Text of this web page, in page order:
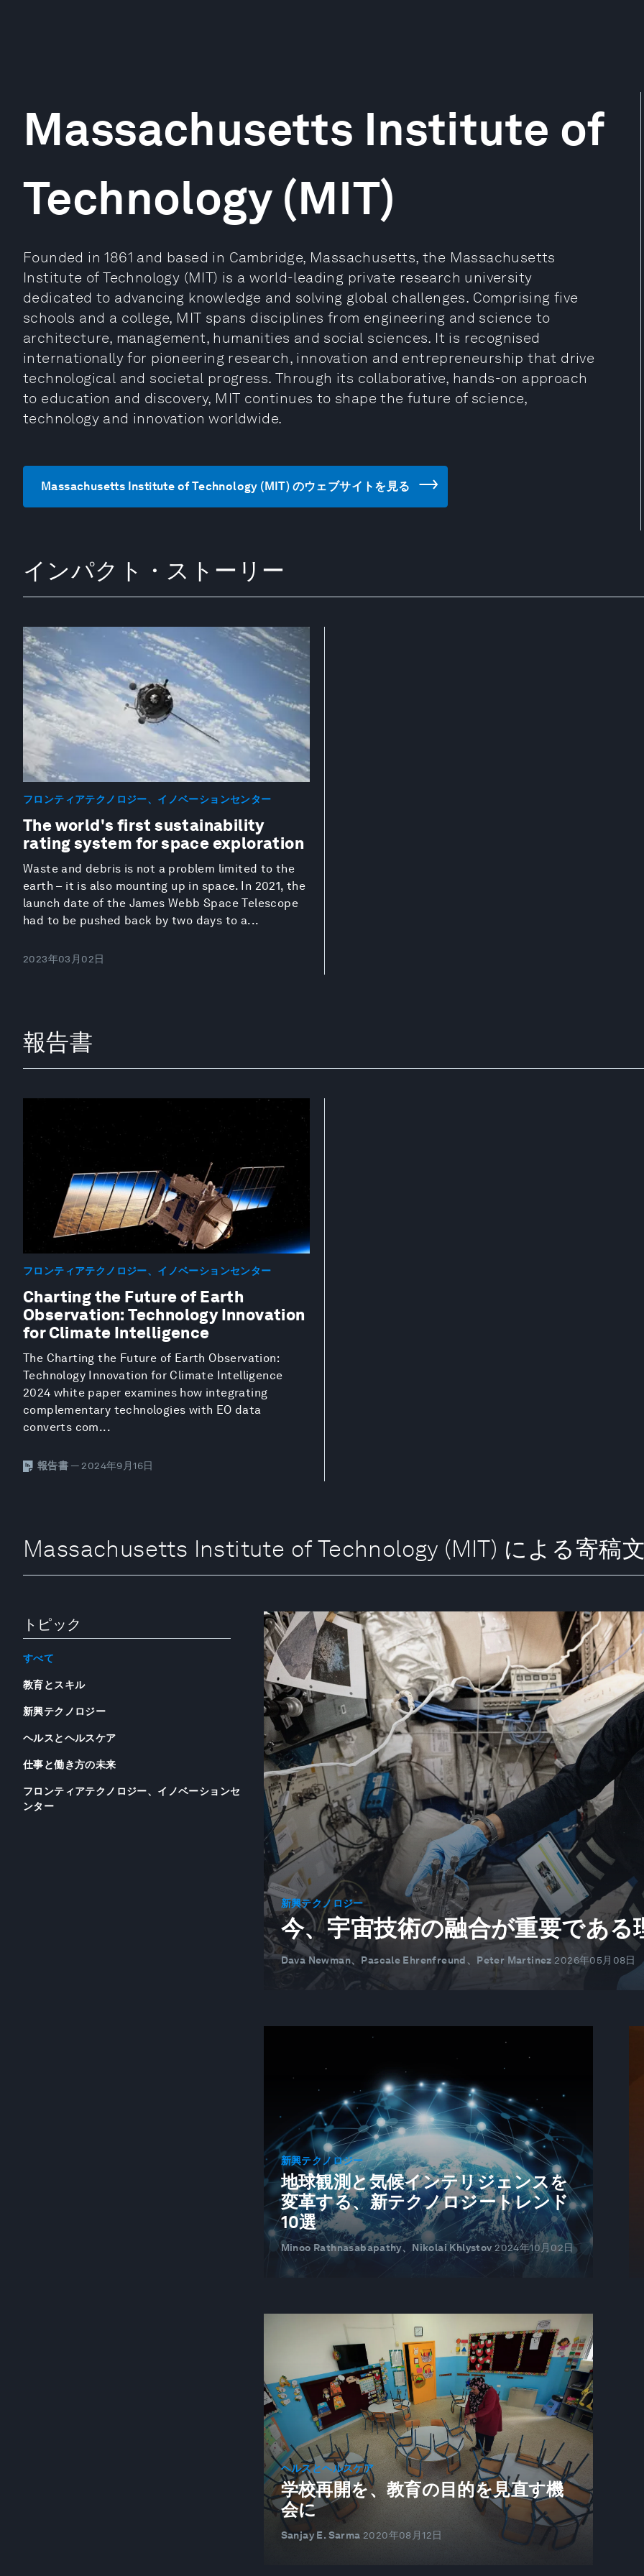
Massachusetts Institute of
Technology (MIT)
Founded in 1861 and based in Cambridge, Massachusetts, the Massachusetts
Institute of Technology (MIT) is a world-leading private research university
dedicated to advancing knowledge and solving global challenges. Comprising five
schools and a college, MIT spans disciplines from engineering and science to
architecture, management, humanities and social sciences. It is recognised
internationally for pioneering research, innovation and entrepreneurship that drive
technological and societal progress. Through its collaborative, hands-on approach
to education and discovery, MIT continues to shape the future of science,
technology and innovation worldwide.
Massachusetts Institute of Technology (MIT) のウェブサイトを見る
インパクト・ストーリー
フロンティアテクノロジー、イノベーションセンター
The world's first sustainability
rating system for space exploration
Waste and debris is not a problem limited to the
earth – it is also mounting up in space. In 2021, the
launch date of the James Webb Space Telescope
had to be pushed back by two days to a...
2023年03月02日
報告書
フロンティアテクノロジー、イノベーションセンター
Charting the Future of Earth
Observation: Technology Innovation
for Climate Intelligence
The Charting the Future of Earth Observation:
Technology Innovation for Climate Intelligence
2024 white paper examines how integrating
complementary technologies with EO data
converts com...
報告書 — 2024年9月16日
Massachusetts Institute of Technology (MIT) による寄稿
トピック
すべて
教育とスキル
新興テクノロジー
ヘルスとヘルスケア
仕事と働き方の未来
フロンティアテクノロジー、イノベーションセ
ンター
新興テクノロジー
今、宇宙技術の融合が重要である
Dava Newman、Pascale Ehrenfreund、Peter Martinez 2026年05月08日
新興テクノロジー
地球観測と気候インテリジェンスを
変革する、新テクノロジートレンド
10選
Minoo Rathnasabapathy、Nikolai Khlystov 2024年10月02日
ヘルスとヘルスケア
学校再開を、教育の目的を見直す機
会に
Sanjay E. Sarma 2020年08月12日